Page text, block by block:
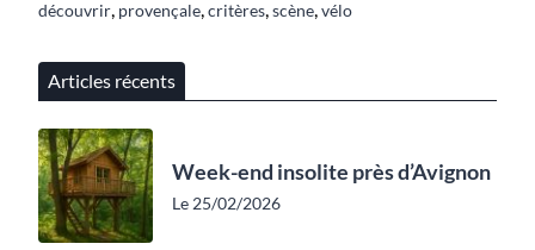
découvrir, provençale,critères,scène,vélo
Articles récents
Week-end insolite près d’Avignon
Le 25/02/2026